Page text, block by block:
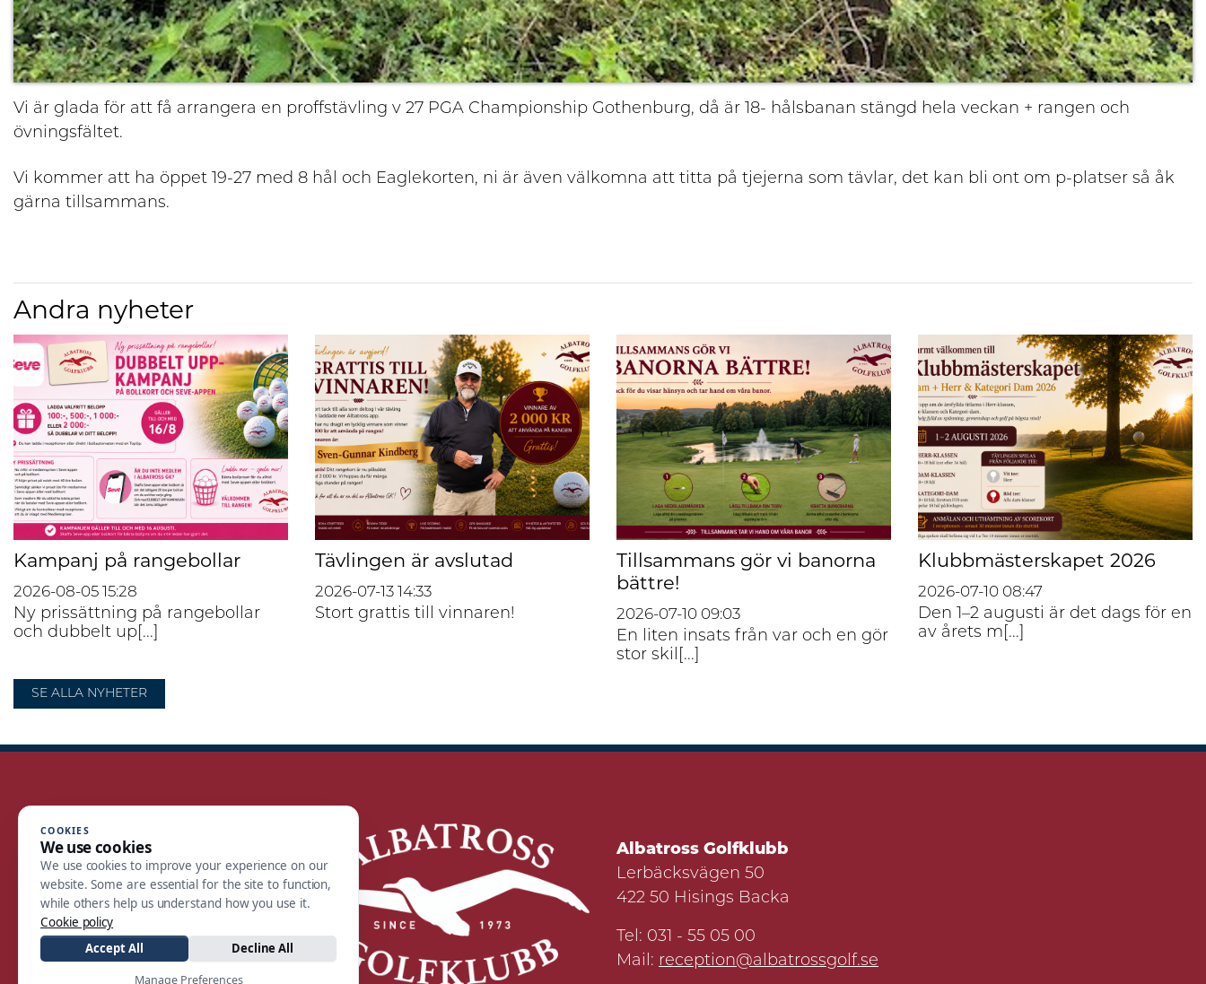
Vi är glada för att få arrangera en proffstävling v 27 PGA Championship Gothenburg, då är 18- hålsbanan stängd hela veckan + rangen och
övningsfältet.
Vi kommer att ha öppet 19-27 med 8 hål och Eaglekorten, ni är även välkomna att titta på tjejerna som tävlar, det kan bli ont om p-platser så åk
gärna tillsammans.
Andra nyheter
Kampanj på rangebollar
2026-08-05 15:28
Ny prissättning på rangebollar
och dubbelt up[...]
Tävlingen är avslutad
2026-07-13 14:33
Stort grattis till vinnaren!
Tillsammans gör vi banorna
bättre!
2026-07-10 09:03
En liten insats från var och en gör
stor skil[...]
Klubbmästerskapet 2026
2026-07-10 08:47
Den 1–2 augusti är det dags för en
av årets m[...]
SE ALLA NYHETER
Albatross Golfklubb
Lerbäcksvägen 50
422 50 Hisings Backa
Tel: 031 - 55 05 00
Mail: reception@albatrossgolf.se
COOKIES
We use cookies
We use cookies to improve your experience on our
website. Some are essential for the site to function,
while others help us understand how you use it.
Cookie policy
Accept All
Decline All
Manage Preferences